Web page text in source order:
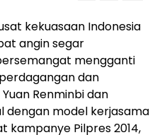
kekuasaan Indonesia
angin segar
mengganti
dan
Renminbi dan
dengan model kerjasama
kampanye Pilpres 2014,